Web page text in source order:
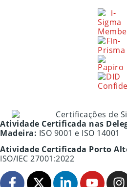
Atividade Certificada nas
Madeira: ISO 9001 e ISO 14001
Atividade Certificada Porto
ISO/IEC 27001:2022